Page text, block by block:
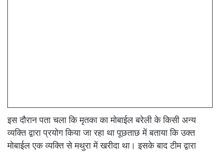
इस दौरान पता चला कि मृतका का मोबाईल बरेली के किसी अन्य
व्यक्ति द्वारा प्रयोग किया जा रहा था पूछताछ में बताया कि उक्त
मोबाईल एक व्यक्ति से मथुरा में खरीदा था। इसके बाद टीम द्वारा